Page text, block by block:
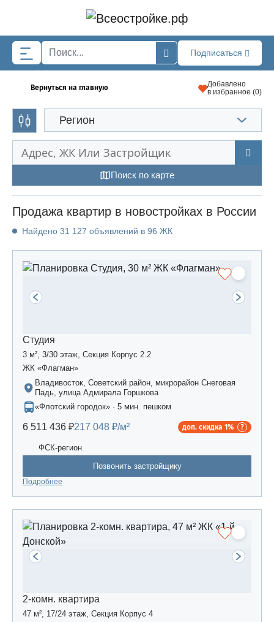
Подписаться
Вернуться на главную
Добавлено
в избранное (0)
Регион
Поиск по карте
Продажа квартир в новостройках в России
Найдено 31 127 объявлений в 96 ЖК
Студия
3 м², 3/30 этаж, Секция Корпус 2.2
ЖК «Флагман»
Владивосток, Советский район, микрорайон Снеговая
Падь, улица Адмирала Горшкова
«Флотский городок» · 5 мин. пешком
6 511 436 ₽217 048 ₽/м² доп. скидка 1%
ФСК-регион
Позвонить застройщику
Подробнее
2-комн. квартира
47 м², 17/24 этаж, Секция Корпус 4